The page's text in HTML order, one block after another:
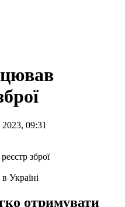
09:31
Україні
отримувати